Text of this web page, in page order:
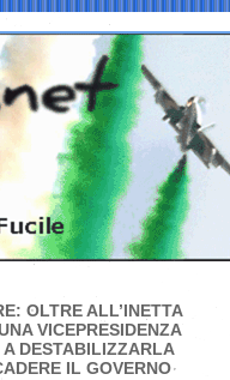
OLTRE ALL’INETTA
VICEPRESIDENZA
DESTABILIZZARLA
IL GOVERNO